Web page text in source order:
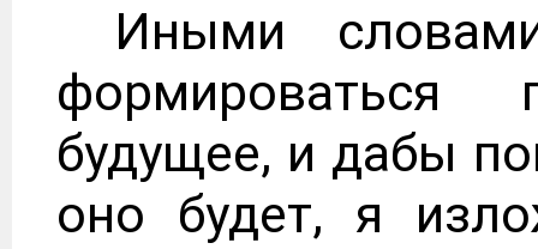
Иными
формироваться
будущее, и дабы
оно будет, я